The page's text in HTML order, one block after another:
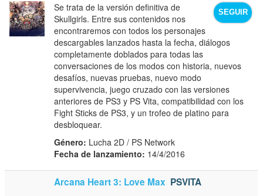
SEGUIR
Se trata de la versión definitiva de
Skullgirls. Entre sus contenidos nos
encontraremos con todos los personajes
descargables lanzados hasta la fecha, diálogos
completamente doblados para todas las
conversaciones de los modos con historia, nuevos
desafíos, nuevas pruebas, nuevo modo
supervivencia, juego cruzado con las versiones
anteriores de PS3 y PS Vita, compatibilidad con los
Fight Sticks de PS3, y un trofeo de platino para
desbloquear.
Género: Lucha 2D / PS Network
Fecha de lanzamiento: 14/4/2016
Arcana Heart 3: Love Max PSVITA